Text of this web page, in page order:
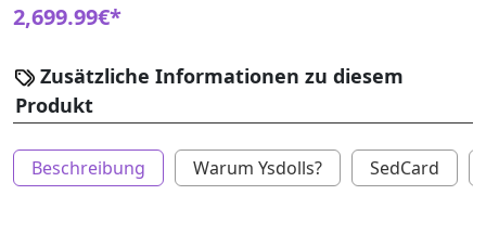
2,699.99€*
Zusätzliche Informationen zu diesem
Produkt
Beschreibung Warum Ysdolls? SedCard